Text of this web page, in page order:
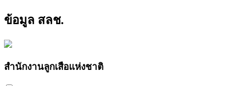
ข้อมูล สลช.
สำนักงานลูกเสือแห่งชาติ